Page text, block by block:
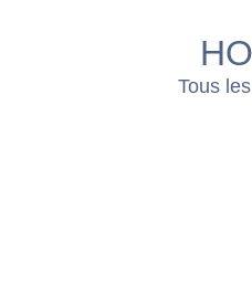
Tous